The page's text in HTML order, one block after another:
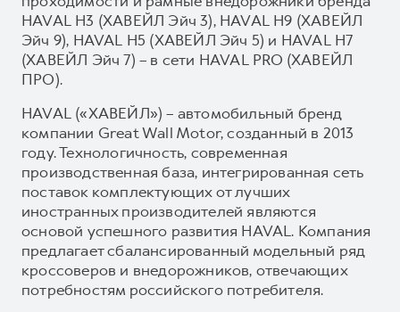
HAVAL H3 (ХАВЕЙЛ Эйч 3), HAVAL H9 (ХАВЕЙЛ
Эйч 9), HAVAL H5 (ХАВЕЙЛ Эйч 5) и HAVAL H7
(ХАВЕЙЛ Эйч 7) – в сети HAVAL PRO (ХАВЕЙЛ
ПРО).
HAVAL («ХАВЕЙЛ») – автомобильный бренд
компании Great Wall Motor, созданный в 2013
году. Технологичность, современная
производственная база, интегрированная сеть
поставок комплектующих от лучших
иностранных производителей являются
основой успешного развития HAVAL. Компания
предлагает сбалансированный модельный ряд
кроссоверов и внедорожников, отвечающих
потребностям российского потребителя.